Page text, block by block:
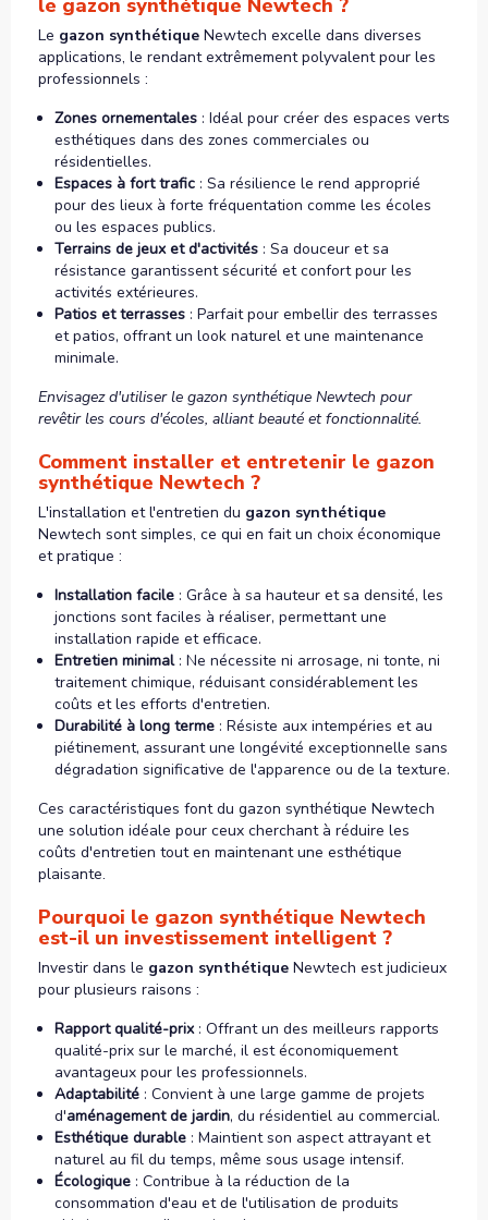
Le gazon synthétique Newtech excelle dans diverses
applications, le rendant extrêmement polyvalent pour les
professionnels :
Zones ornementales : Idéal pour créer des espaces verts
esthétiques dans des zones commerciales ou
résidentielles.
Espaces à fort trafic : Sa résilience le rend approprié
pour des lieux à forte fréquentation comme les écoles
ou les espaces publics.
Terrains de jeux et d'activités : Sa douceur et sa
résistance garantissent sécurité et confort pour les
activités extérieures.
Patios et terrasses : Parfait pour embellir des terrasses
et patios, offrant un look naturel et une maintenance
minimale.
Envisagez d'utiliser le gazon synthétique Newtech pour
revêtir les cours d'écoles, alliant beauté et fonctionnalité.
Comment installer et entretenir le gazon
synthétique Newtech ?
L'installation et l'entretien du gazon synthétique
Newtech sont simples, ce qui en fait un choix économique
et pratique :
Installation facile : Grâce à sa hauteur et sa densité, les
jonctions sont faciles à réaliser, permettant une
installation rapide et efficace.
Entretien minimal: Ne nécessite ni arrosage, ni tonte, ni
traitement chimique, réduisant considérablement les
coûts et les efforts d'entretien.
Durabilité à long terme : Résiste aux intempéries et au
piétinement, assurant une longévité exceptionnelle sans
dégradation significative de l'apparence ou de la texture.
Ces caractéristiques font du gazon synthétique Newtech
une solution idéale pour ceux cherchant à réduire les
coûts d'entretien tout en maintenant une esthétique
plaisante.
Pourquoi le gazon synthétique Newtech
est-il un investissement intelligent ?
Investir dans le gazon synthétique Newtech est judicieux
pour plusieurs raisons :
Rapport qualité-prix: Offrant un des meilleurs rapports
qualité-prix sur le marché, il est économiquement
avantageux pour les professionnels.
Adaptabilité : Convient à une large gamme de projets
d'aménagement de jardin, du résidentiel au commercial.
Esthétique durable : Maintient son aspect attrayant et
naturel au fil du temps, même sous usage intensif.
Écologique : Contribue à la réduction de la
consommation d'eau et de l'utilisation de produits